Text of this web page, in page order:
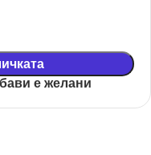
е желани